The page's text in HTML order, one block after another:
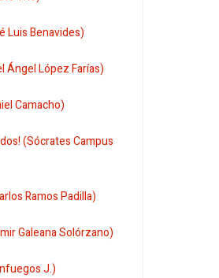
Luis Benavides)
Ángel López Farías)
Camacho)
(Sócrates Campus
Ramos Padilla)
Galeana Solórzano)
J.)